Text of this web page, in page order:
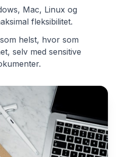
Mac, Linux og
fleksibilitet.
helst, hvor som
selv med sensitive